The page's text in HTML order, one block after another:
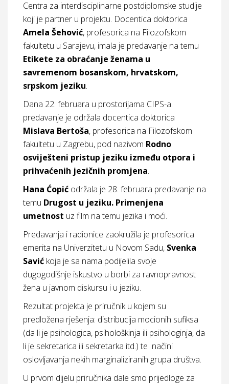
Centra za interdisciplinarne postdiplomske studije
koji je partner u projektu. Docentica doktorica
Amela Šehović, profesorica na Filozofskom
fakultetu u Sarajevu, imala je predavanje na temu
Etikete za obraćanje ženama u
savremenom bosanskom, hrvatskom,
srpskom jeziku.
Dana 22. februara u prostorijama CIPS-a.
predavanje je održala docentica doktorica
Mislava Bertoša, profesorica na Filozofskom
fakultetu u Zagrebu, pod nazivom Rodno
osviješteni pristup jeziku između otpora i
prihvaćenih jezičnih promjena.
Hana Ćopić održala je 28. februara predavanje na
temu Drugost u jeziku. Primenjena
umetnost uz film na temu jezika i moći.
Predavanja i radionice zaokružila je profesorica
emerita na Univerzitetu u Novom Sadu, Svenka
Savić koja je sa nama podijelila svoje
dugogodišnje iskustvo u borbi za ravnopravnost
žena u javnom diskursu i u jeziku.
Rezultat projekta je priručnik u kojem su
predložena rješenja: distribucija mocionih sufiksa
(da li je psihologica, psihološkinja ili psihologinja, da
li je sekretarica ili sekretarka itd.) te načini
oslovljavanja nekih marginaliziranih grupa društva.
U prvom dijelu priručnika dale smo prijedloge za